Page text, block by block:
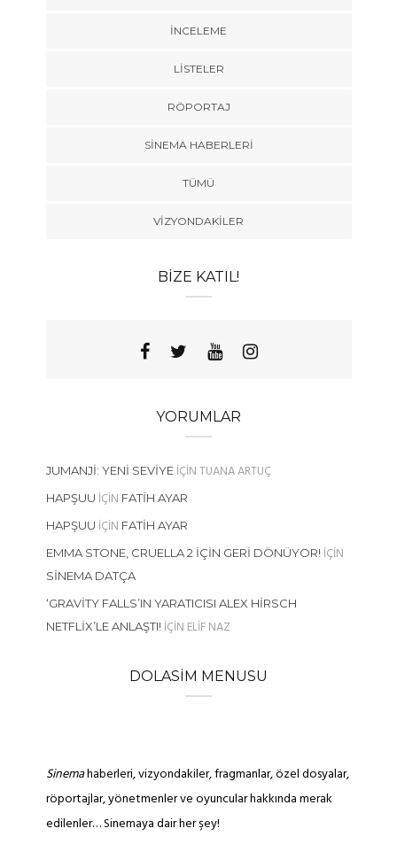
İNCELEME
LISTELER
RÖPORTAJ
SINEMA HABERLERI
TÜMÜ
VIZYONDAKILER
BIZE KATIL!
YORUMLAR
JUMANJI: YENI SEVIYEIÇINTUANA ARTUÇ
HAPŞUU IÇIN FATIH AYAR
HAPŞUU IÇIN FATIH AYAR
EMMA STONE, CRUELLA 2 İÇIN GERI DÖNÜYOR!IÇIN
SINEMA DATÇA
‘GRAVITY FALLS’IN YARATICISI ALEX HIRSCH
NETFLIX’LE ANLAŞTI!IÇIN ELIF NAZ
DOLASIM MENUSU
Sinemahaberleri, vizyondakiler, fragmanlar, özel dosyalar,
röportajlar, yönetmenler ve oyuncular hakkında merak
edilenler… Sinemaya dair her şey!